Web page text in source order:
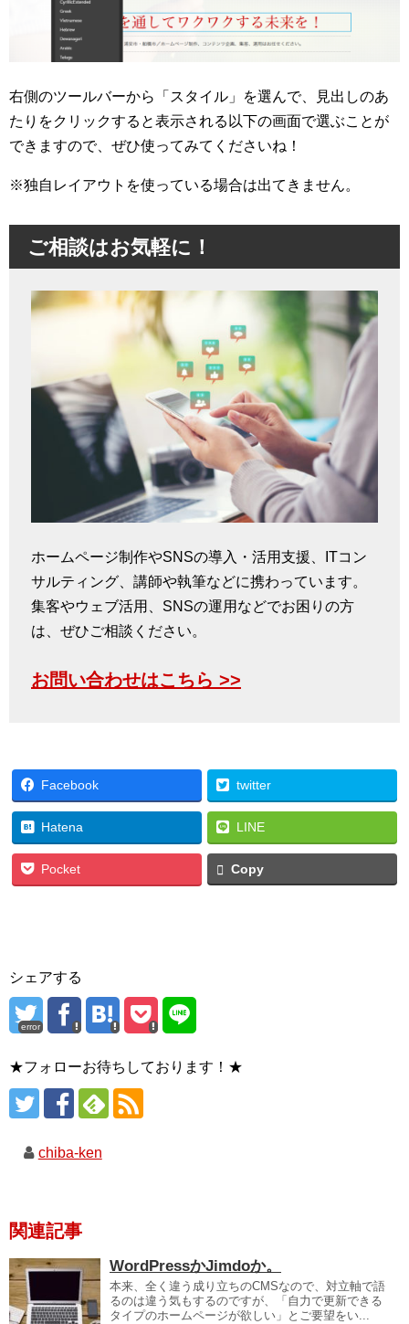
右側のツールバーから「スタイル」を選んで、見出しのあ
たりをクリックすると表示される以下の画面で選ぶことが
できますので、ぜひ使ってみてくださいね！
※独自レイアウトを使っている場合は出てきません。
ご相談はお気軽に！
ホームページ制作やSNSの導入・活用支援、ITコン
サルティング、講師や執筆などに携わっています。
集客やウェブ活用、SNSの運用などでお困りの方
は、ぜひご相談ください。
お問い合わせはこちら >>
Facebook twitter
Hatena LINE
Pocket Copy
シェアする
error
★フォローお待ちしております！★
chiba-ken
関連記事
WordPressかJimdoか。
本来、全く違う成り立ちのCMSなので、対立軸で語
るのは違う気もするのですが、「自力で更新できる
タイプのホームページが欲しい」とご要望をい...